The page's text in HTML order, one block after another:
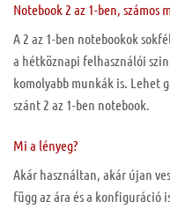
Notebook 2 az 1-ben, számos
A 2 az 1-ben notebookok
a hétköznapi felhasználói
komolyabb munkák is. Lehet
szánt 2 az 1-ben notebook.
Mi a lényeg?
Akár használtan, akár újan
függ az ára és a konfiguráció